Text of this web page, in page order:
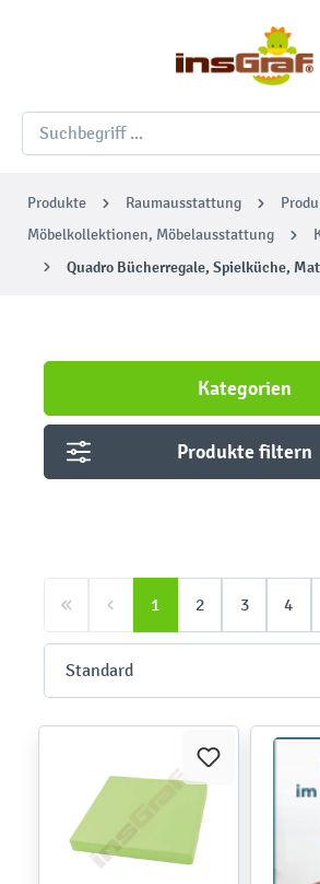
Produkte Raumausstattung
Möbelkollektionen, Möbelausstattung
Quadro Bücherregale, Spielküche,
Kategorien
Produkte filtern
1 2 3 4